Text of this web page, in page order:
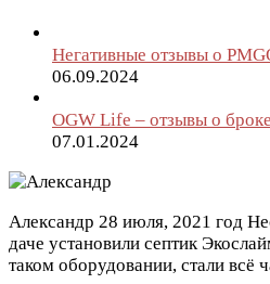
Негативные отзывы о
06.09.2024
OGW Life – отзывы о
07.01.2024
Александр 28 июля, 2021 год
даче установили септик
таком оборудовании, стали всё